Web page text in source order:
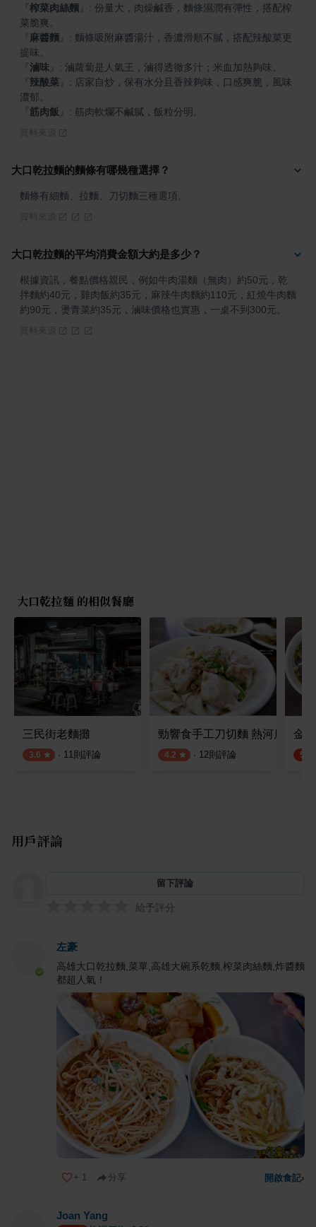
榨菜肉絲麵
: 份量大，肉燥鹹香，麵條濕潤有彈性，搭配榨
麻醬麵
: 麵條吸附麻醬湯汁，香濃滑順不膩，搭配辣酸菜更
滷味
辣酸菜
: 店家自炒，保有水分且香辣夠味，口感爽脆，風味
筋肉飯 : 筋肉軟爛不鹹膩，飯粒分明。
大口乾拉麵的麵條有哪幾種選擇？
麵條有細麵、拉麵、刀切麵三種選項。
大口乾拉麵的平均消費金額大約是多少？
根據資訊，餐點價格親民，例如牛肉湯麵（無肉）約50元，乾
拌麵約40元，雞肉飯約35元，麻辣牛肉麵約110元，紅燒牛肉麵
約90元，燙青菜約35元，滷味價格也實惠，一桌不到300元。
大口乾拉麵 的相似餐廳
三民街老麵攤
3.6 · 11則評論
勁響食手工刀切麵 熱河店
4.2 · 12則評論
金
5.0
用戶評論
留下評論
給予評分
左豪
高雄大口乾拉麵,菜單,高雄大碗系乾麵,榨菜肉絲麵,炸醬麵
都超人氣！
+ 1 分享 開啟食記›
Joan Yang